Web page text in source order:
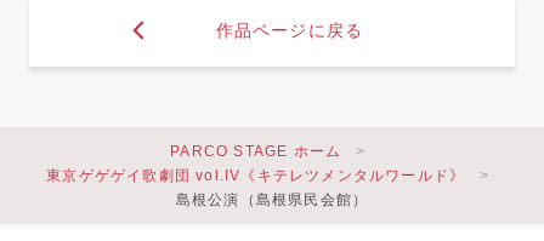
作品ページに戻る
PARCO STAGE ホーム
東京ゲゲゲイ歌劇団 vol.IV《キテレツメンタルワールド》
島根公演（島根県民会館）